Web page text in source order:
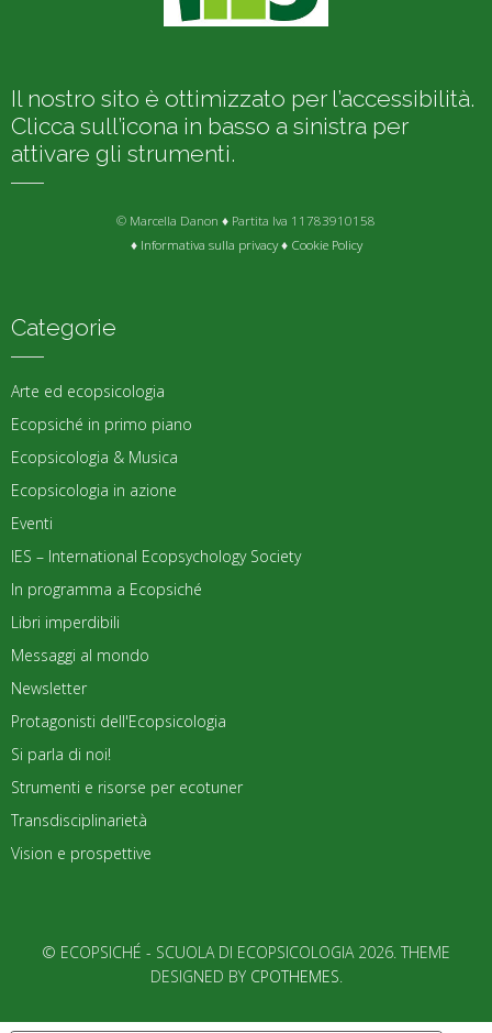
Il nostro sito è ottimizzato per l’accessibilità.
Clicca sull’icona in basso a sinistra per
attivare gli strumenti.
© Marcella Danon ♦ Partita Iva 11783910158
♦ Informativa sulla privacy♦ Cookie Policy
Categorie
Arte ed ecopsicologia
Ecopsiché in primo piano
Ecopsicologia & Musica
Ecopsicologia in azione
Eventi
IES – International Ecopsychology Society
In programma a Ecopsiché
Libri imperdibili
Messaggi al mondo
Newsletter
Protagonisti dell'Ecopsicologia
Si parla di noi!
Strumenti e risorse per ecotuner
Transdisciplinarietà
Vision e prospettive
© ECOPSICHÉ - SCUOLA DI ECOPSICOLOGIA 2026. THEME
DESIGNED BY CPOTHEMES.